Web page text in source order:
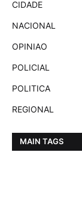
CIDADE
NACIONAL
OPINIAO
POLICIAL
POLITICA
REGIONAL
MAIN TAGS